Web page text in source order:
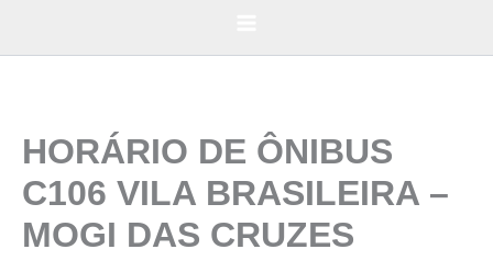
HORÁRIO DE ÔNIBUS
C106 VILA BRASILEIRA –
MOGI DAS CRUZES